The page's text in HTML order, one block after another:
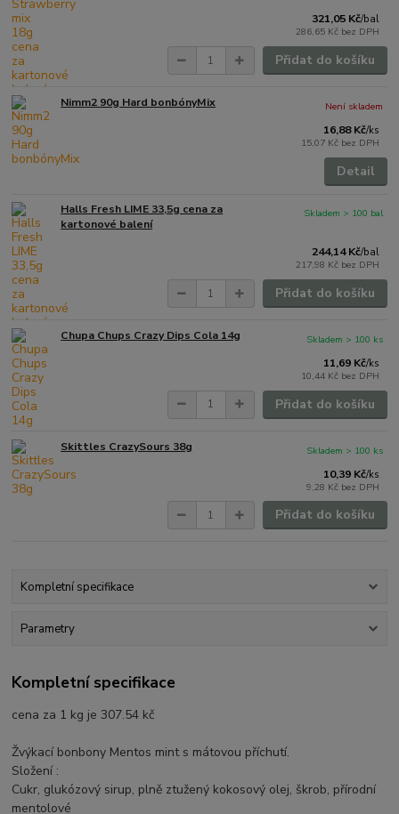
321,05 Kč/bal
286,65 Kč bez DPH
Přidat do košíku
Nimm2 90g Hard bonbónyMix
16,88 Kč/ks
15,07 Kč bez DPH
Není skladem
Detail
Halls Fresh LIME 33,5g cena za
kartonové balení
244,14 Kč/bal
217,98 Kč bez DPH
Skladem > 100 bal
Přidat do košíku
Chupa Chups Crazy Dips Cola 14g
11,69 Kč/ks
10,44 Kč bez DPH
Skladem > 100 ks
Přidat do košíku
Skittles CrazySours 38g
10,39 Kč/ks
9,28 Kč bez DPH
Skladem > 100 ks
Přidat do košíku
Kompletní specifikace
Parametry
Kompletní specifikace
cena za 1 kg je 307.54 kč
Žvýkací bonbony Mentos mint s mátovou příchutí.
Složení :
Cukr, glukózový sirup, plně ztužený kokosový olej, škrob, přírodní
mentolové